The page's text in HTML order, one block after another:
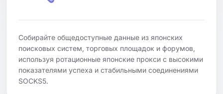
Собирайте общедоступные данные из японских
поисковых систем, торговых площадок и форумов,
используя ротационные японские прокси с высокими
показателями успеха и стабильными соединениями
SOCKS5.